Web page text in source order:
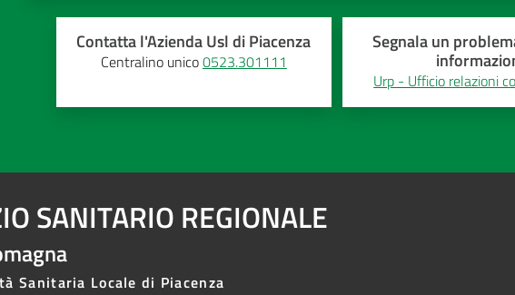
Contatta l'Azienda Usl di Piacenza
Centralino unico0523.301111
Segnala un
Urp - Ufficio relazioni
SANITARIO REGIONALE
Sanitaria Locale di Piacenza